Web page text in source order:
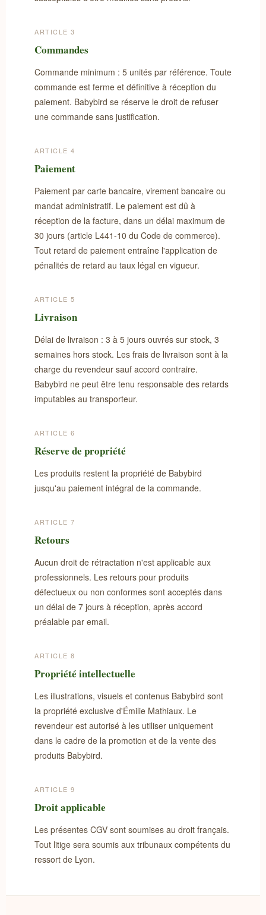
ARTICLE 3
Commandes
Commande minimum : 5 unités par référence. Toute
commande est ferme et définitive à réception du
paiement. Babybird se réserve le droit de refuser
une commande sans justification.
ARTICLE 4
Paiement
Paiement par carte bancaire, virement bancaire ou
mandat administratif. Le paiement est dû à
réception de la facture, dans un délai maximum de
30 jours (article L441-10 du Code de commerce).
Tout retard de paiement entraîne l'application de
pénalités de retard au taux légal en vigueur.
ARTICLE 5
Livraison
Délai de livraison : 3 à 5 jours ouvrés sur stock, 3
semaines hors stock. Les frais de livraison sont à la
charge du revendeur sauf accord contraire.
Babybird ne peut être tenu responsable des retards
imputables au transporteur.
ARTICLE 6
Réserve de propriété
Les produits restent la propriété de Babybird
jusqu'au paiement intégral de la commande.
ARTICLE 7
Retours
Aucun droit de rétractation n'est applicable aux
professionnels. Les retours pour produits
défectueux ou non conformes sont acceptés dans
un délai de 7 jours à réception, après accord
préalable par email.
ARTICLE 8
Propriété intellectuelle
Les illustrations, visuels et contenus Babybird sont
la propriété exclusive d'Émilie Mathiaux. Le
revendeur est autorisé à les utiliser uniquement
dans le cadre de la promotion et de la vente des
produits Babybird.
ARTICLE 9
Droit applicable
Les présentes CGV sont soumises au droit français.
Tout litige sera soumis aux tribunaux compétents du
ressort de Lyon.